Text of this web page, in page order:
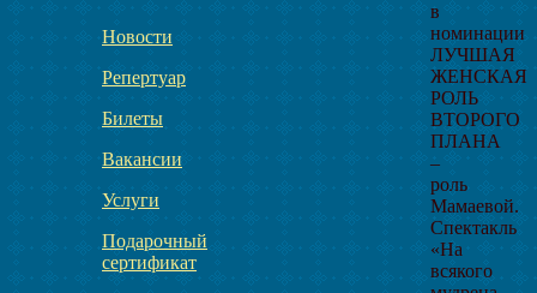
Новости
Репертуар
Билеты
Вакансии
Услуги
Подарочный
сертификат
в
номинации
ЛУЧШАЯ
ЖЕНСКАЯ
РОЛЬ
ВТОРОГО
ПЛАНА
–
роль
Мамаевой.
Спектакль
«На
всякого